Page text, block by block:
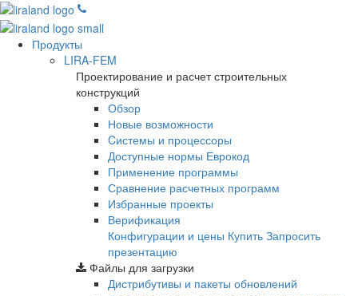
Продукты
LIRA-FEM
Проектирование и расчет строительных
конструкций
Обзор
Новые возможности
Cистемы и процессоры
Доступные нормы Еврокод
Применение программы
Сравнение расчетных программ
Избранные проекты
Верификация
Конфигурации и цены Купить Запросить
презентацию
Файлы для загрузки
Дистрибутивы и пакеты обновлений